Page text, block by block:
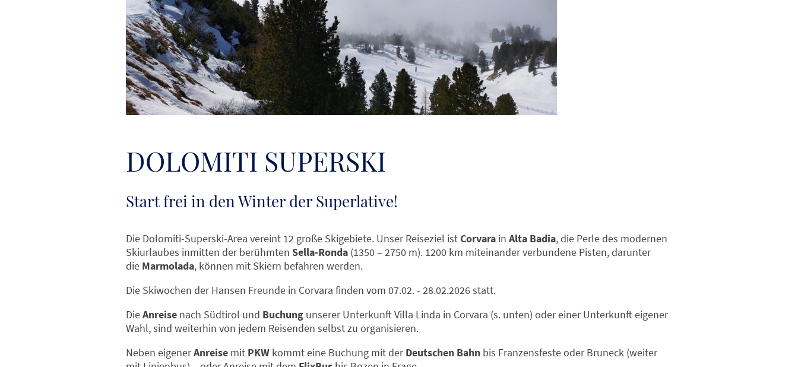
DOLOMITI SUPERSKI
Start frei in den Winter der Superlative!
Die Dolomiti-Superski-Area vereint 12 große Ski­gebiete. Unser Reiseziel istCorvara in Alta Badia, die Perle des modernen
Ski­urlaubes inmitten der berühmten Sella-Ronda (1350 – 2750 m). 1200 km miteinander verbundene Pisten, darunter
die Marmolada, können mit Skiern befahren werden.
Die Skiwochen der Hansen Freunde in Corvara finden vom 07.02. - 28.02.2026 statt.
DieAnreise nach Südtirol und Buchung unserer Unterkunft Villa Linda in Corvara (s. unten) oder einer Unterkunft eigener
Wahl, sind weiterhin von jedem Reisenden selbst zu organisieren.
Neben eigenerAnreise mit PKW kommt eine Buchung mit derDeutschen Bahn bis Franzensfesteoder Bruneck (weiter